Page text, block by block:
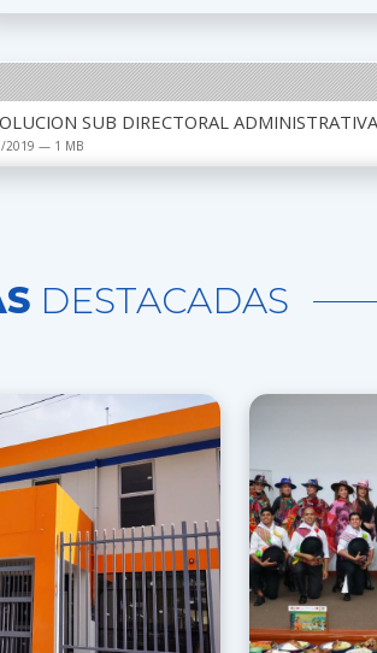
SUB DIRECTORAL
2019 — 1 MB
DESTACADAS